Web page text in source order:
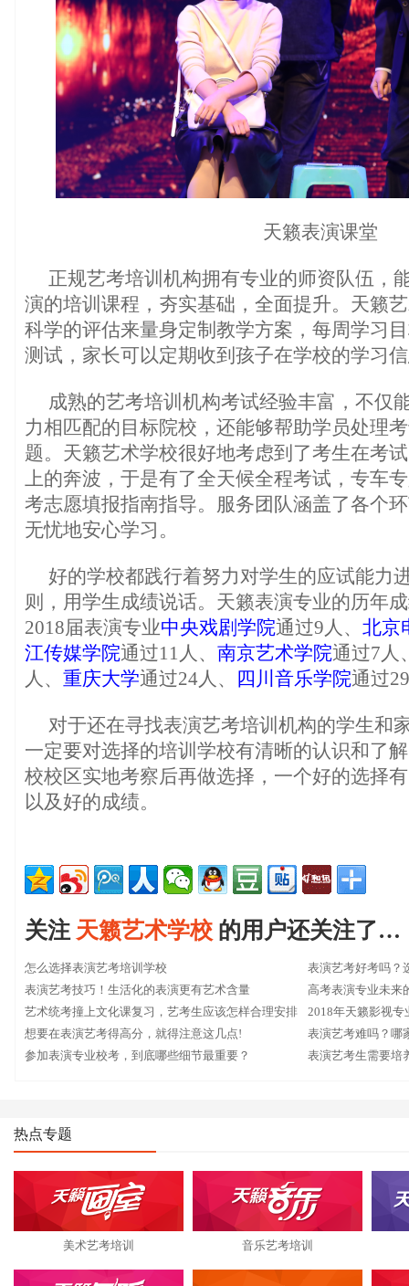
天籁表演课堂
正规艺考培训机构拥有专业的师资队伍，
演的培训课程，夯实基础，全面提升。天籁
科学的评估来量身定制教学方案，每周学习
测试，家长可以定期收到孩子在学校的学习
成熟的艺考培训机构考试经验丰富，不仅
力相匹配的目标院校，还能够帮助学员处理
题。天籁艺术学校很好地考虑到了考生在考
上的奔波，于是有了全天候全程考试，专车
考志愿填报指南指导。服务团队涵盖了各个
无忧地安心学习。
好的学校都践行着努力对学生的应试能力
则，用学生成绩说话。天籁表演专业的历年
2018届表演专业中央戏剧学院通过9人、 北京
江传媒学院通过11人、 南京艺术学院通过7人
人、 重庆大学通过24人、 四川音乐学院通过
对于还在寻找表演艺考培训机构的学生和
一定要对选择的培训学校有清晰的认识和了
校校区实地考察后再做选择，一个好的选择
以及好的成绩。
关注 天籁艺术学校 的用户还关注了…
怎么选择表演艺考培训学校
表演艺考技巧！生活化的表演更有艺术含量
艺术统考撞上文化课复习，艺考生应该怎样合理安排
时间？
想要在表演艺考得高分，就得注意这几点!
参加表演专业校考，到底哪些细节最重要？
表演艺考好考吗？
高考表演专业未来
2018年天籁影视专
表演艺考难吗？哪
表演艺考生需要培
热点专题
美术艺考培训 音乐艺考培训